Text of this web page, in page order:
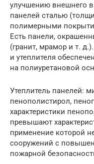
улучшению внешнего
панелей сталью
полимерными
Есть панели,
(гранит, мрамор и т.
и утеплителя
на полиуретановой
Утеплитель панелей:
пенополистирол,
характеристики
превышают
применение которой
сооружений с
пожарной